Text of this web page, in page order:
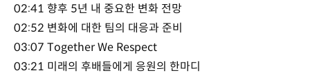
02:41 향후 5년 내 중요한 변화 전망
02:52 변화에 대한 팀의 대응과 준비
03:07 Together We Respect
03:21 미래의 후배들에게 응원의 한마디